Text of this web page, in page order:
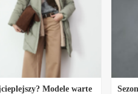
Modele warte